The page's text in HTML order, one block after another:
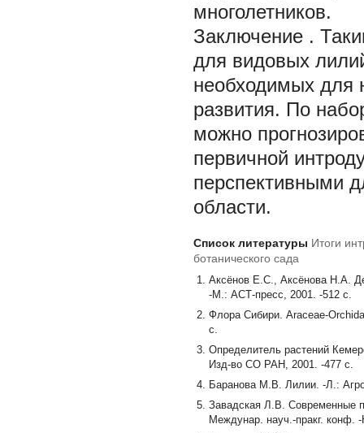
многолетников.
Заключение .
для видовых
необходимых для
развития. По
можно
первичной
перспективными
области.
Список литературы Итоги
ботанического сада
Аксёнов Е.С., Аксёнова Н.А.
-М.: АСТ-пресс, 2001. -512 с.
Флора Сибири. Araceae-
с.
Определитель растений
Изд-во СО РАН, 2001. -477 с.
Баранова М.В. Лилии. -Л.:
Завадская Л.В. Современные
Междунар. науч.-пракг. конф.